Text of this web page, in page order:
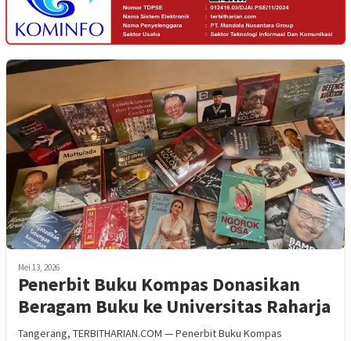
Mei 13, 2026
Penerbit Buku Kompas Donasikan
Beragam Buku ke Universitas Raharja
Tangerang, TERBITHARIAN.COM — Penerbit Buku Kompas